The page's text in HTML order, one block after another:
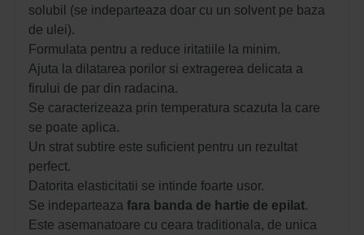
solubil
(se indeparteaza doar cu un solvent pe baza
de ulei).
Formulata pentru a reduce iritatiile la minim.
Ajuta la dilatarea porilor si extragerea delicata a
firului de par din radacina.
Se caracterizeaza prin temperatura scazuta la care
se poate aplica.
Un strat subtire este suficient pentru un rezultat
perfect.
Datorita elasticitatii se intinde foarte usor.
Se indeparteaza fara banda de hartie de epilat.
Este asemanatoare cu ceara traditionala, de unica